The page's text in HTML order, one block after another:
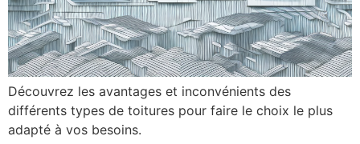
Découvrez les avantages et inconvénients des
différents types de toitures pour faire le choix le plus
adapté à vos besoins.